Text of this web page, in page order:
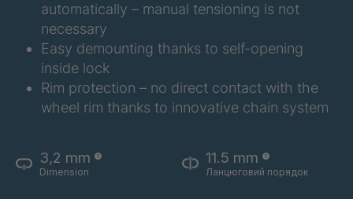
RS 69 4044013
RS 73 4044014
RS 74 4044031
RS 76 4044033
automatically – manual tensioning is not
necessary
Easy demounting thanks to self-opening
inside lock
Rim protection – no direct contact with the
wheel rim thanks to innovative chain system
3,2 mm
Dimension
11.5 mm
Ланцюговий порядок